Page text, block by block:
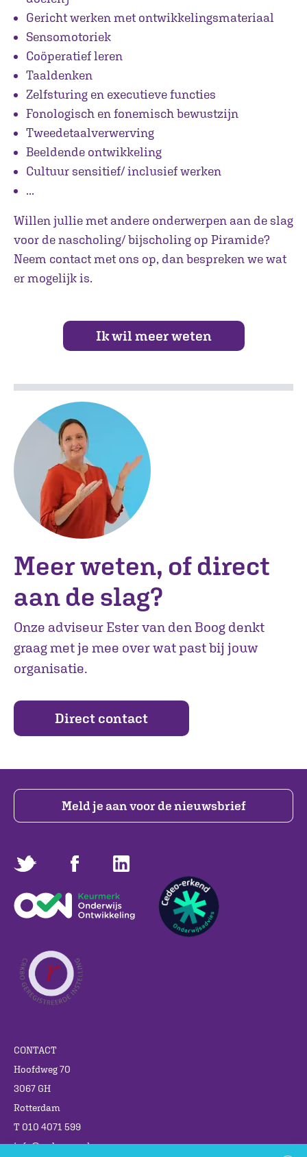
Gericht werken met ontwikkelingsmateriaal
Sensomotoriek
Coöperatief leren
Taaldenken
Zelfsturing en executieve functies
Fonologisch en fonemisch bewustzijn
Tweedetaalverwerving
Beeldende ontwikkeling
Cultuur sensitief/ inclusief werken
...
Willen jullie met andere onderwerpen aan de slag
voor de nascholing/ bijscholing op Piramide?
Neem contact met ons op, dan bespreken we wat
er mogelijk is.
Ik wil meer weten
Meer weten, of direct
aan de slag?
Onze adviseur Ester van den Boog denkt
graag met je mee over wat past bij jouw
organisatie.
Direct contact
Meld je aan voor de nieuwsbrief
CONTACT
Hoofdweg 70
3067 GH
Rotterdam
T 010 4071 599
info@cedgroep.nl